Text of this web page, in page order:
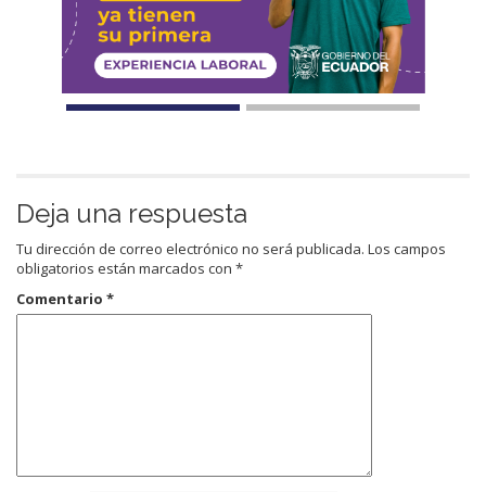
Deja una respuesta
Tu dirección de correo electrónico no será publicada. Los campos
obligatorios están marcados con *
Comentario *